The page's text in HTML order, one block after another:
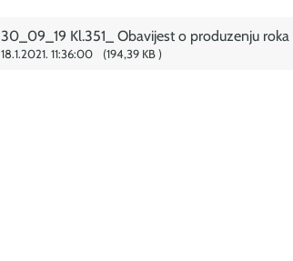
30_09_19 Kl.351_ Obavijest o produzenju roka
18.1.2021. 11:36:00 194,39 KB